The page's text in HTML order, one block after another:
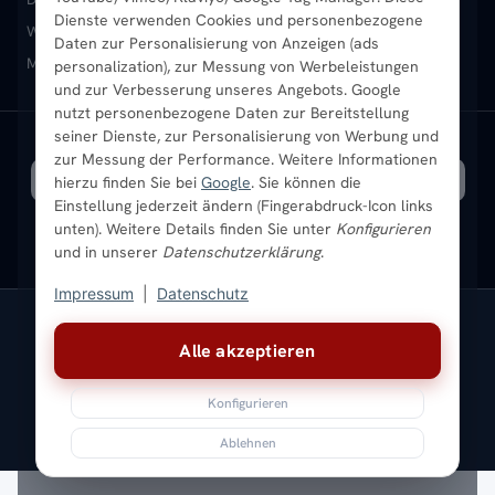
Alle akzeptieren
Konfigurieren
Ablehnen
Dienste verwenden Cookies und personenbezogene
Daten zur Personalisierung von Anzeigen (ads
personalization), zur Messung von Werbeleistungen
und zur Verbesserung unseres Angebots. Google
nutzt personenbezogene Daten zur Bereitstellung
seiner Dienste, zur Personalisierung von Werbung und
zur Messung der Performance. Weitere Informationen
hierzu finden Sie bei Google. Sie können die
Einstellung jederzeit ändern (Fingerabdruck-Icon links
unten). Weitere Details finden Sie unter Konfigurieren
und in unserer Datenschutzerklärung.
Impressum Datenschutz
Heizkörper-Zubehör
Montageservice vor Ort
Sendung verfolgen
Karriere
Ratgeber
Bestpreisgarantie
Newsletter
Aktuelle Angebote
Wandheizkörper Wohnraum-Heizkörper Badheizkörper Schwarz
Mischbetrieb-HeizkörperHeizkörper-ZubehörAktuelle Angebote
SICHERE ZAHLUNG VERSAND MIT
* Alle Preise inkl. gesetzlicher USt. |Kostenloser Versand
Impressum AGBWiderrufsbelehrung
Versandkosten
BatteriegesetzSitemap